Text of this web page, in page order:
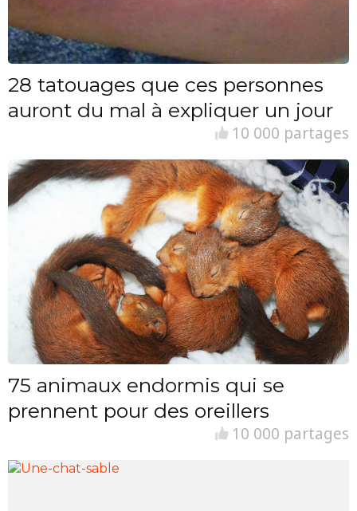
28 tatouages que ces personnes
auront du mal à expliquer un jour
10 000 partages
75 animaux endormis qui se
prennent pour des oreillers
10 000 partages